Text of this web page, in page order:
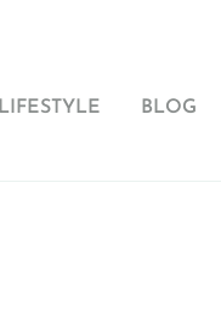
LIFESTYLE BLOG